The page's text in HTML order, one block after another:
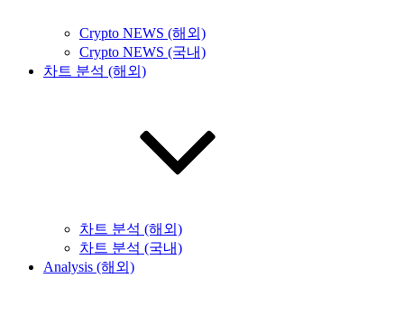
Crypto NEWS (해외)
Crypto NEWS (국내)
차트 분석 (해외)
차트 분석 (해외)
차트 분석 (국내)
Analysis (해외)